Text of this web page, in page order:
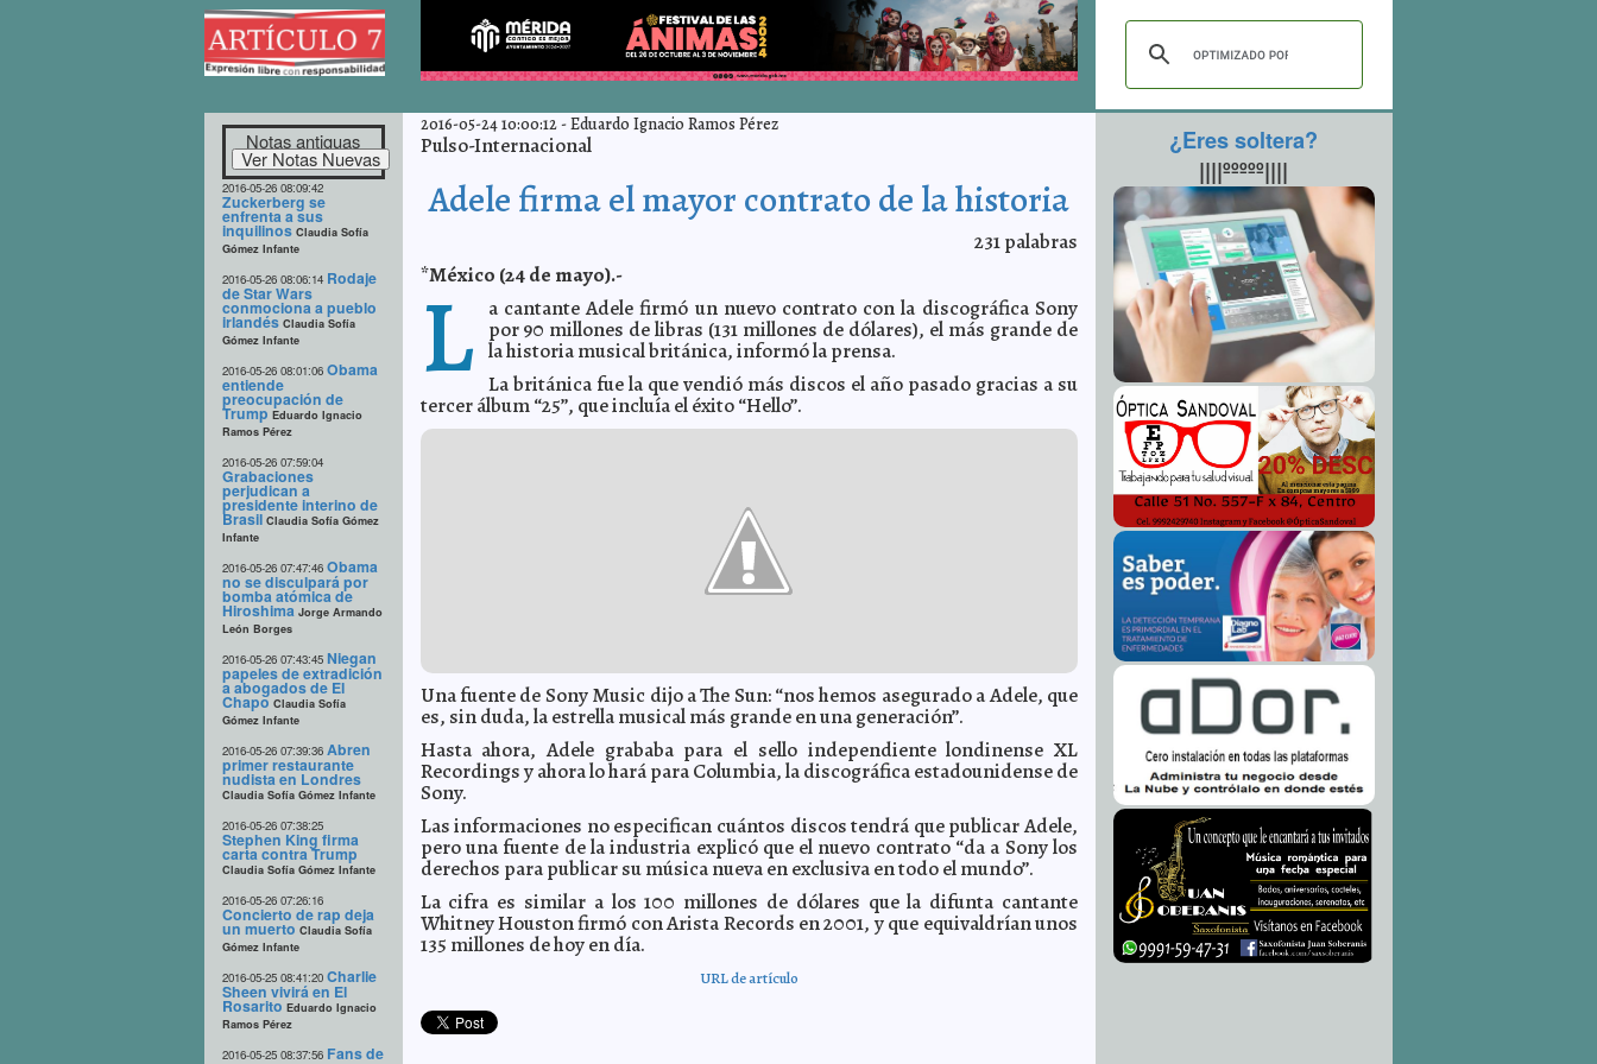
Notas antiguas
2016-05-26 08:09:42
Zuckerberg se
enfrenta a sus
inquilinos Claudia Sofía
Gómez Infante
2016-05-26 08:06:14 Rodaje
de Star Wars
conmociona a pueblo
irlandés Claudia Sofía
Gómez Infante
2016-05-26 08:01:06 Obama
entiende
preocupación de
Trump Eduardo Ignacio
Ramos Pérez
2016-05-26 07:59:04
Grabaciones
perjudican a
presidente interino de
Brasil Claudia Sofía Gómez
Infante
2016-05-26 07:47:46 Obama
no se disculpará por
bomba atómica de
Hiroshima Jorge Armando
León Borges
2016-05-26 07:43:45 Niegan
papeles de extradición
a abogados de El
Chapo Claudia Sofía
Gómez Infante
2016-05-26 07:39:36 Abren
primer restaurante
nudista en Londres
Claudia Sofía Gómez Infante
2016-05-26 07:38:25
Stephen King firma
carta contra Trump
Claudia Sofía Gómez Infante
2016-05-26 07:26:16
Concierto de rap deja
un muerto Claudia Sofía
Gómez Infante
2016-05-25 08:41:20 Charlie
Sheen vivirá en El
Rosarito Eduardo Ignacio
Ramos Pérez
2016-05-25 08:37:56 Fans de
2016-05-24 10:00:12-Eduardo Ignacio Ramos Pérez
Pulso-Internacional
Adele firma el mayor contrato de la historia
231palabras
*México (24 de mayo).-
L a cantante Adele firmó un nuevo contrato con la discográfica Sony
por 90 millones de libras (131 millones de dólares), el más grande de
la historia musical británica, informó la prensa.
La británica fue la que vendió más discos el año pasado gracias a su
tercer álbum “25”, que incluía el éxito “Hello”.
Una fuente de Sony Music dijo a The Sun: “nos hemos asegurado a Adele, que
es, sin duda, la estrella musical más grande en una generación”.
Hasta ahora, Adele grababa para el sello independiente londinense XL
Recordings y ahora lo hará para Columbia, la discográfica estadounidense de
Sony.
Las informaciones no especifican cuántos discos tendrá que publicar Adele,
pero una fuente de la industria explicó que el nuevo contrato “da a Sony los
derechos para publicar su música nueva en exclusiva en todo el mundo”.
La cifra es similar a los 100 millones de dólares que la difunta cantante
Whitney Houston firmó con Arista Records en 2001, y que equivaldrían unos
135 millones de hoy en día.
URL de artículo
¿Eres soltera?
||||ººººº||||